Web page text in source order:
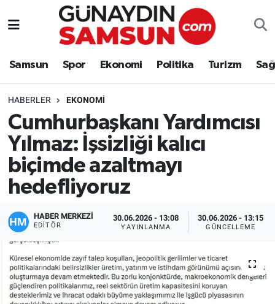
Samsun Spor Ekonomi Politika Turizm
HABERLER EKONOMI
Cumhurbaşkanı Yardımcısı
Yılmaz: İşsizliği kalıcı
biçimde azaltmayı
hedefliyoruz
HABER MERKEZİ
EDITÖR
30.06.2026 - 13:08
YAYINLANMA
30.06.2026 - 13:15
GÜNCELLEME
Samsun
Politika
Turizm
Yaşam
Kültür Sanat
Nöbetçi Eczaneler
Süper Lig Puan Durumu ve Fikstür
Tüm Manşetler